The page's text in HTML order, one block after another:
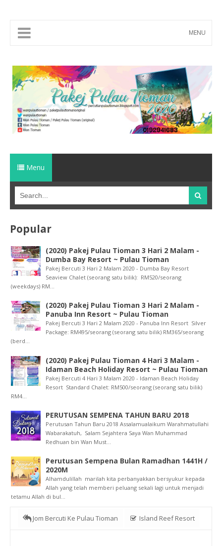
MENU
Menu
Popular
(2020) Pakej Pulau Tioman 3 Hari 2 Malam -
Dumba Bay Resort ~ Pulau Tioman
Pakej Bercuti 3 Hari 2 Malam 2020 - Dumba Bay Resort
Seaview Chalet (seorang satu bilik): RM520/seorang
(weekdays) RM...
(2020) Pakej Pulau Tioman 3 Hari 2 Malam -
Panuba Inn Resort ~ Pulau Tioman
Pakej Bercuti 3 Hari 2 Malam 2020 - Panuba Inn Resort Silver
Package: RM495/seorang (seorang satu bilik) RM365/seorang
(berd...
(2020) Pakej Pulau Tioman 4 Hari 3 Malam -
Idaman Beach Holiday Resort ~ Pulau Tioman
Pakej Bercuti 4 Hari 3 Malam 2020 - Idaman Beach Holiday
Resort Standard Chalet: RM500/seorang (seorang satu bilik)
RM4...
PERUTUSAN SEMPENA TAHUN BARU 2018
Perutusan Tahun Baru 2018 Assalamualaikum Warahmatullahi
Wabarakatuh, Salam Sejahtera Saya Wan Muhammad
Redhuan bin Wan Must...
Perutusan Sempena Bulan Ramadhan 1441H /
2020M
Alhamdulillah marilah kita perbanyakkan bersyukur kepada
Allah yang telah memberi peluang sekali lagi untuk menjadi
tetamu Allah di bul...
Jom Bercuti Ke Pulau Tioman Island Reef Resort